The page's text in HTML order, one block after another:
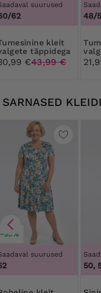
suurused
62
kleit
täppidega
€43,99 €
48/
Tumesinine kleit
SARNASED
−30%
suurused
50,